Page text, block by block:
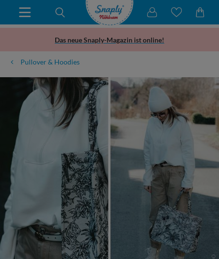
Das neue Snaply-Magazin ist online!
Pullover & Hoodies